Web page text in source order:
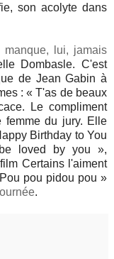
son acolyte dans
manque, lui, jamais
Dombasle. C'est
de Jean Gabin à
: « T'as de beaux
Le compliment
femme du jury. Elle
Birthday to You
loved by you »,
Certains l'aiment
pou pidou pou »
.